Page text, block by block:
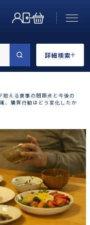
詳細検索
える食事の問題点と今後の
、購買行動はどう変化したか